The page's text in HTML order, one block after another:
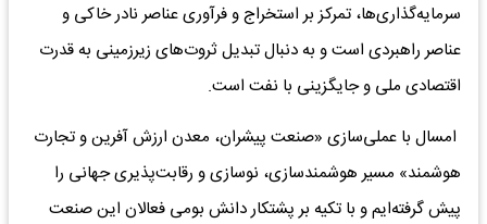
سرمایه‌گذاری‌ها، تمرکز بر استخراج و فرآوری عناصر نادر خاکی و
عناصر راهبردی است و به دنبال تبدیل ثروت‌های زیرزمینی به قدرت
اقتصادی ملی و جایگزینی با نفت است.
امسال با عملی‌سازی «صنعت پیشران، معدن ارزش آفرین و تجارت
هوشمند» مسیر هوشمندسازی، نوسازی و رقابت‌پذیری جهانی را
پیش گرفته‌ایم و با تکیه بر پشتکار دانش بومی فعالان این صنعت